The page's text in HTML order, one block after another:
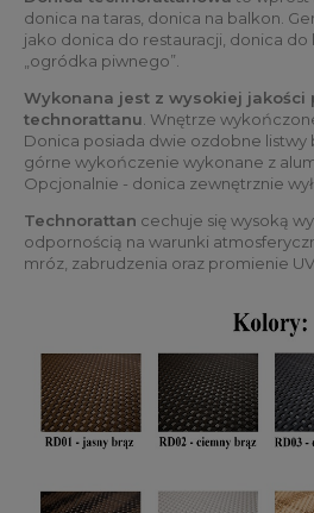
donica na taras, donica na balkon.
jako donica do restauracji, donica do
„ogródka piwnego”.
Wykonana jest z wysokiej jakości
technorattanu . Wnętrze
Donica posiada dwie ozdobne listwy
górne wykończenie wykonane z
Opcjonalnie - donica zewnętrznie
Technorattan cechuje się wysoką
odpornością na warunki
mróz, zabrudzenia oraz promienie UV.